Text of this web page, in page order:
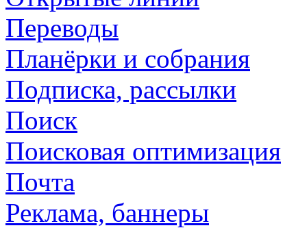
Переводы
Планёрки и собрания
Подписка, рассылки
Поиск
Поисковая оптимизация
Почта
Реклама, баннеры